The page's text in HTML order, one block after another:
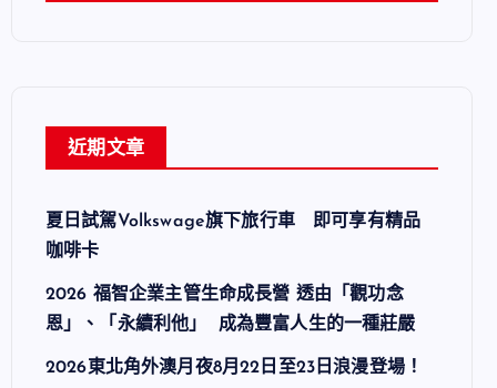
近期文章
夏日試駕Volkswage旗下旅行車 即可享有精品
咖啡卡
2026 福智企業主管生命成長營 透由「觀功念
恩」、「永續利他」 成為豐富人生的一種莊嚴
2026東北角外澳月夜8月22日至23日浪漫登場！